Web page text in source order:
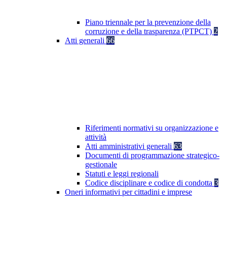
Piano triennale per la prevenzione della
corruzione e della trasparenza (PTPCT) 2
Atti generali 66
Riferimenti normativi su organizzazione e
attività
Atti amministrativi generali 63
Documenti di programmazione strategico-
gestionale
Statuti e leggi regionali
Codice disciplinare e codice di condotta 3
Oneri informativi per cittadini e imprese